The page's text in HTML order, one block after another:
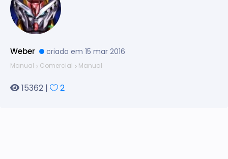
Weber criado em 15 mar 2016
Manual Comercial Manual
15362 | 2